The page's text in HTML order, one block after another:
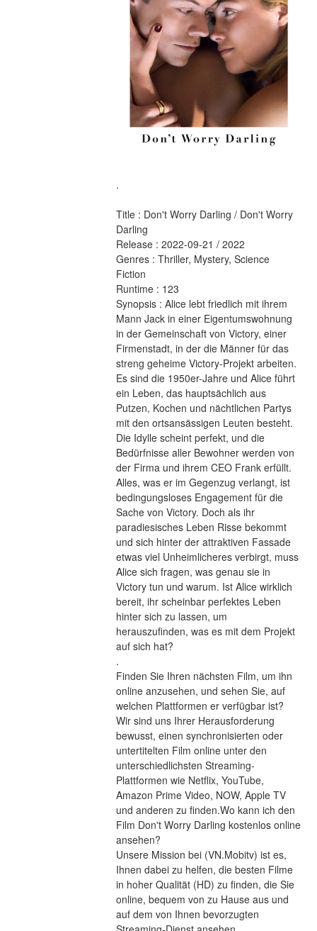
.
Title : Don't Worry Darling / Don't Worry
Darling
Release : 2022-09-21 / 2022
Genres : Thriller, Mystery, Science
Fiction
Runtime : 123
Synopsis : Alice lebt friedlich mit ihrem
Mann Jack in einer Eigentumswohnung
in der Gemeinschaft von Victory, einer
Firmenstadt, in der die Männer für das
streng geheime Victory-Projekt arbeiten.
Es sind die 1950er-Jahre und Alice führt
ein Leben, das hauptsächlich aus
Putzen, Kochen und nächtlichen Partys
mit den ortsansässigen Leuten besteht.
Die Idylle scheint perfekt, und die
Bedürfnisse aller Bewohner werden von
der Firma und ihrem CEO Frank erfüllt.
Alles, was er im Gegenzug verlangt, ist
bedingungsloses Engagement für die
Sache von Victory. Doch als ihr
paradiesisches Leben Risse bekommt
und sich hinter der attraktiven Fassade
etwas viel Unheimlicheres verbirgt, muss
Alice sich fragen, was genau sie in
Victory tun und warum. Ist Alice wirklich
bereit, ihr scheinbar perfektes Leben
hinter sich zu lassen, um
herauszufinden, was es mit dem Projekt
auf sich hat?
.
Finden Sie Ihren nächsten Film, um ihn
online anzusehen, und sehen Sie, auf
welchen Plattformen er verfügbar ist?
Wir sind uns Ihrer Herausforderung
bewusst, einen synchronisierten oder
untertitelten Film online unter den
unterschiedlichsten Streaming-
Plattformen wie Netflix, YouTube,
Amazon Prime Video, NOW, Apple TV
und anderen zu finden.Wo kann ich den
Film Don't Worry Darling kostenlos online
ansehen?
Unsere Mission bei (VN.Mobitv) ist es,
Ihnen dabei zu helfen, die besten Filme
in hoher Qualität (HD) zu finden, die Sie
online, bequem von zu Hause aus und
auf dem von Ihnen bevorzugten